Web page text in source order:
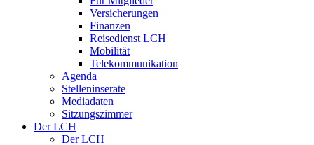
Versicherungen
Finanzen
Reisedienst LCH
Mobilität
Telekommunikation
Agenda
Stelleninserate
Mediadaten
Sitzungszimmer
Der LCH
Der LCH